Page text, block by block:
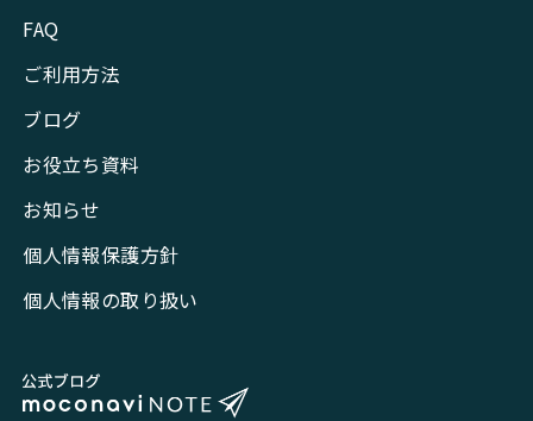
FAQ
ご利用方法
ブログ
お役立ち資料
お知らせ
個人情報保護方針
個人情報の取り扱い